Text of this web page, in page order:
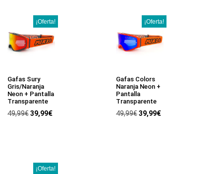
¡Oferta!
Gafas Sury
Gris/Naranja
Neon + Pantalla
Transparente
49,99€39,99€
¡Oferta!
Gafas Colors
Naranja Neon +
Pantalla
Transparente
49,99€39,99€
¡Oferta!